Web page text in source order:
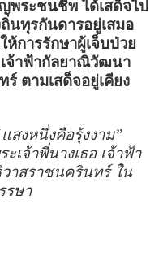
พระชนชีพ ได้เสด็จไป
นทุรกันดารอยู่เสมอ
การรักษาผู้เจ็บป่วย
เจ้าฟ้ากัลยาณิวัฒนา
ตามเสด็จอยู่เคียง
แสงหนึ่งคือรุ้งงาม”
เจ้าพี่นางเธอ เจ้าฟ้า
าสราชนครินทร์ ใน
รษา